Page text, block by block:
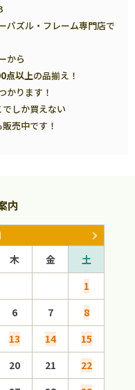
パズル・フレーム専門店で
から
点以上の品揃え！
かります！
しか買えない
売中です！
内
木 金
土
1
6 7
8
13 14
15
20 21
22